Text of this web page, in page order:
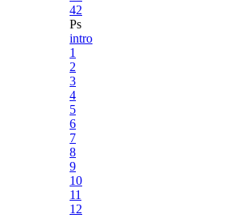
42
Ps
intro
1
2
3
4
5
6
7
8
9
10
11
12